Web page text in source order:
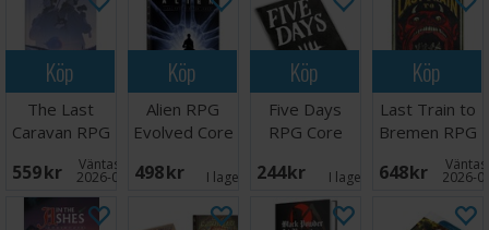
Köp
The Last
Caravan RPG
Core Rules
559 SEK Väntas in:
2026-09-30
Köp
Alien RPG
Evolved Core
498 SEK I lager: 3
Köp
Five Days
RPG Core
244 SEK I lager: 1
Köp
Last Train to
Bremen RPG
648 SEK 2026-